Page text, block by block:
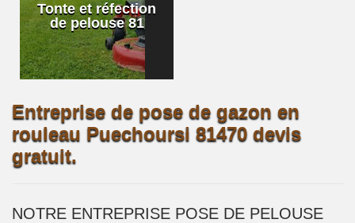
Tonte et réfection
de pelouse 81
Entreprise de pose de gazon en
rouleau Puechoursi 81470 devis
gratuit.
NOTRE ENTREPRISE POSE DE PELOUSE